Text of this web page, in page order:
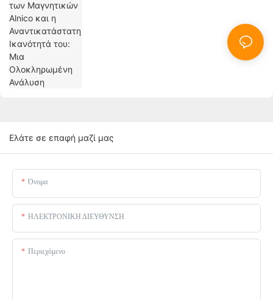
Ελάτε σε επαφή μαζί μας
Όνομα
ΗΛΕΚΤΡΟΝΙΚΗ ΔΙΕΥΘΥΝΣΗ
Περιεχόμενο